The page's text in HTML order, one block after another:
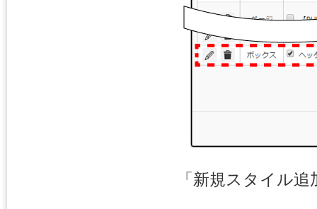
「新規スタイル追